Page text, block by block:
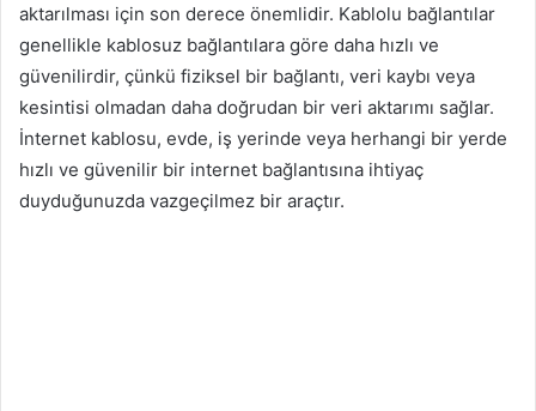
aktarılması için son derece önemlidir. Kablolu bağlantılar
genellikle kablosuz bağlantılara göre daha hızlı ve
güvenilirdir, çünkü fiziksel bir bağlantı, veri kaybı veya
kesintisi olmadan daha doğrudan bir veri aktarımı sağlar.
İnternet kablosu, evde, iş yerinde veya herhangi bir yerde
hızlı ve güvenilir bir internet bağlantısına ihtiyaç
duyduğunuzda vazgeçilmez bir araçtır.